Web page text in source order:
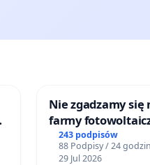
Nie zgadzamy się
farmy
rzetelnych analiz
mieszkańców
243 podpisów
88 Podpisy / 24 godzin
29 Jul 2026